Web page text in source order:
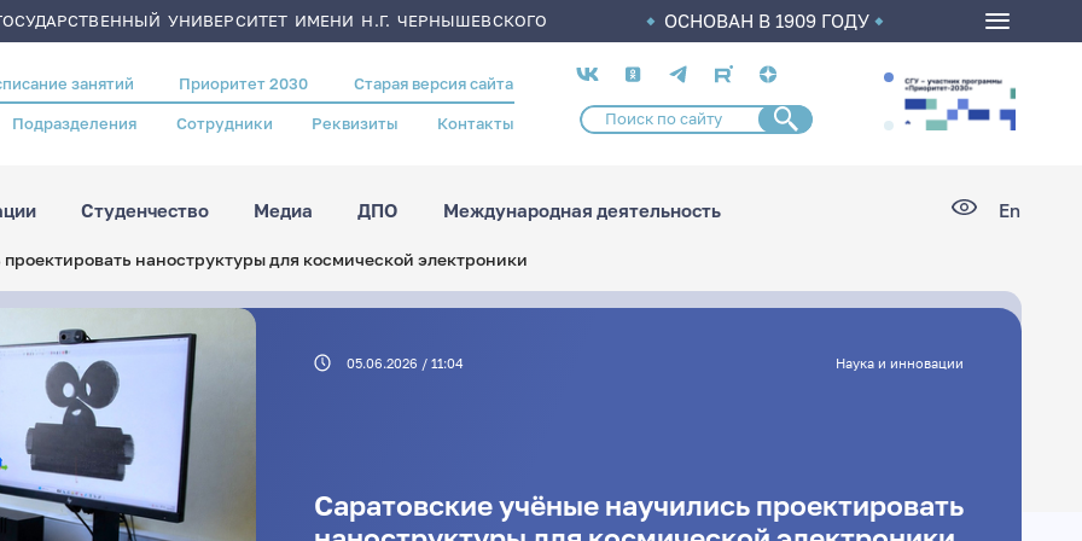
УНИВЕРСИТЕТ ИМЕНИ Н.Г. ЧЕРНЫШЕВСКОГО ОСНОВАН В 1909 ГОДУ
занятий Приоритет 2030 Старая версия сайта
Подразделения Сотрудники Реквизиты Контакты
Социальные
сети
Студенчество Медиа ДПО Международная деятельность En
наноструктуры для космической электроники
05.06.2026 / 11:04 Наука и инновации
Саратовские учёные научились проектировать